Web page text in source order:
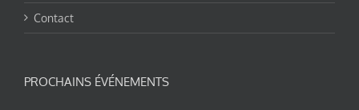
Contact
PROCHAINS ÉVÉNEMENTS